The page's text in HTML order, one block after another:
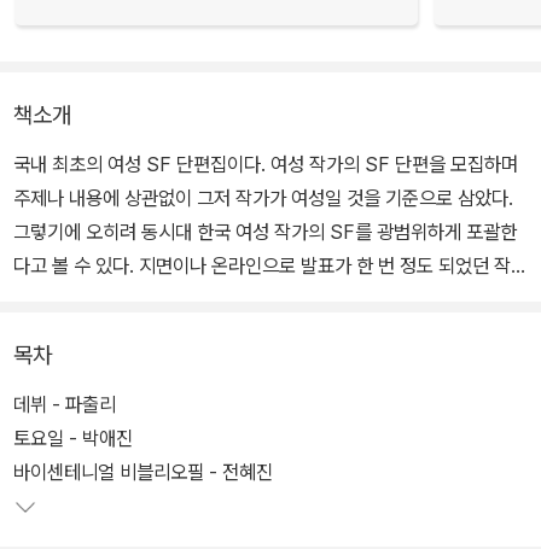
책소개
국내 최초의 여성 SF 단편집이다. 여성 작가의 SF 단편을 모집하며
주제나 내용에 상관없이 그저 작가가 여성일 것을 기준으로 삼았다.
그렇기에 오히려 동시대 한국 여성 작가의 SF를 광범위하게 포괄한
다고 볼 수 있다. 지면이나 온라인으로 발표가 한 번 정도 되었던 작품
목차
데뷔 - 파출리
토요일 - 박애진
바이센테니얼 비블리오필 - 전혜진